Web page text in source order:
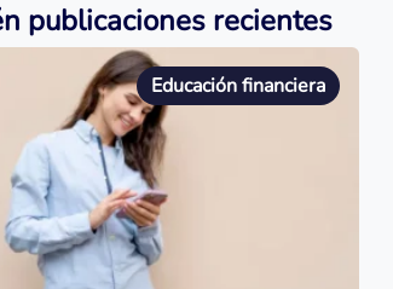
publicaciones recientes
Educación financiera